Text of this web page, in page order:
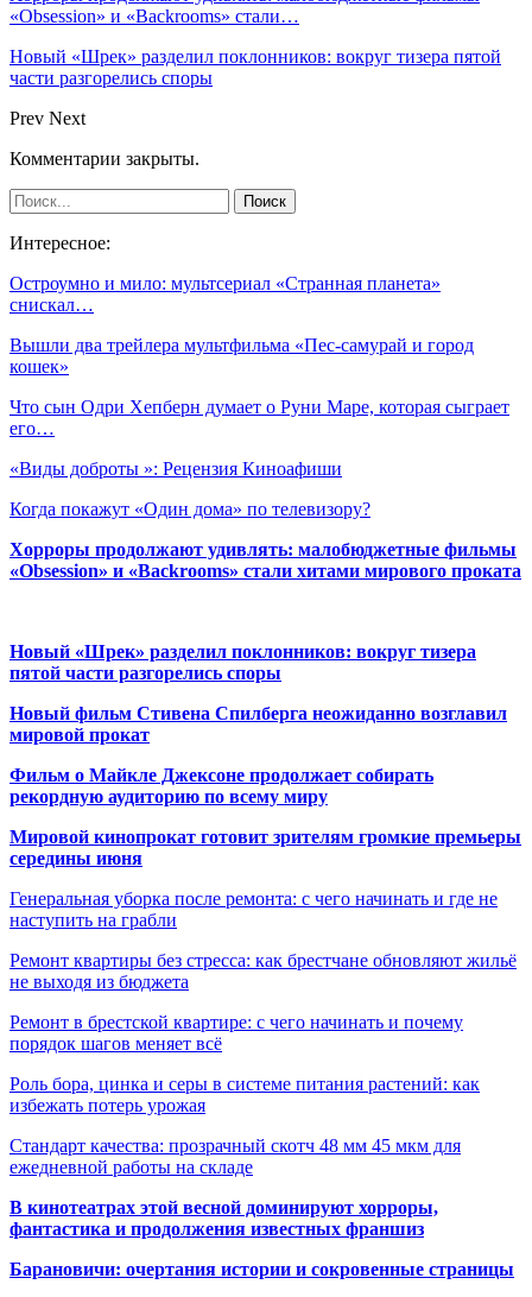
«Obsession» и «Backrooms» стали…
Новый «Шрек» разделил поклонников: вокруг тизера пятой
части разгорелись споры
Prev Next
Комментарии закрыты.
Интересное:
Остроумно и мило: мультсериал «Странная планета»
снискал…
Вышли два трейлера мультфильма «Пес-самурай и город
кошек»
Что сын Одри Хепберн думает о Руни Маре, которая сыграет
его…
«Виды доброты »: Рецензия Киноафиши
Когда покажут «Один дома» по телевизору?
Хорроры продолжают удивлять: малобюджетные фильмы
«Obsession» и «Backrooms» стали хитами мирового проката
Новый «Шрек» разделил поклонников: вокруг тизера
пятой части разгорелись споры
Новый фильм Стивена Спилберга неожиданно возглавил
мировой прокат
Фильм о Майкле Джексоне продолжает собирать
рекордную аудиторию по всему миру
Мировой кинопрокат готовит зрителям громкие премьеры
середины июня
Генеральная уборка после ремонта: с чего начинать и где не
наступить на грабли
Ремонт квартиры без стресса: как брестчане обновляют жильё
не выходя из бюджета
Ремонт в брестской квартире: с чего начинать и почему
порядок шагов меняет всё
Роль бора, цинка и серы в системе питания растений: как
избежать потерь урожая
Стандарт качества: прозрачный скотч 48 мм 45 мкм для
ежедневной работы на складе
В кинотеатрах этой весной доминируют хорроры,
фантастика и продолжения известных франшиз
Барановичи: очертания истории и сокровенные страницы